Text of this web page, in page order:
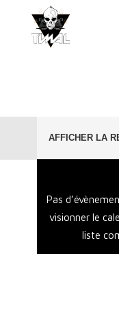
et
vues
AFFICHER LA
Pas
visionner le
liste